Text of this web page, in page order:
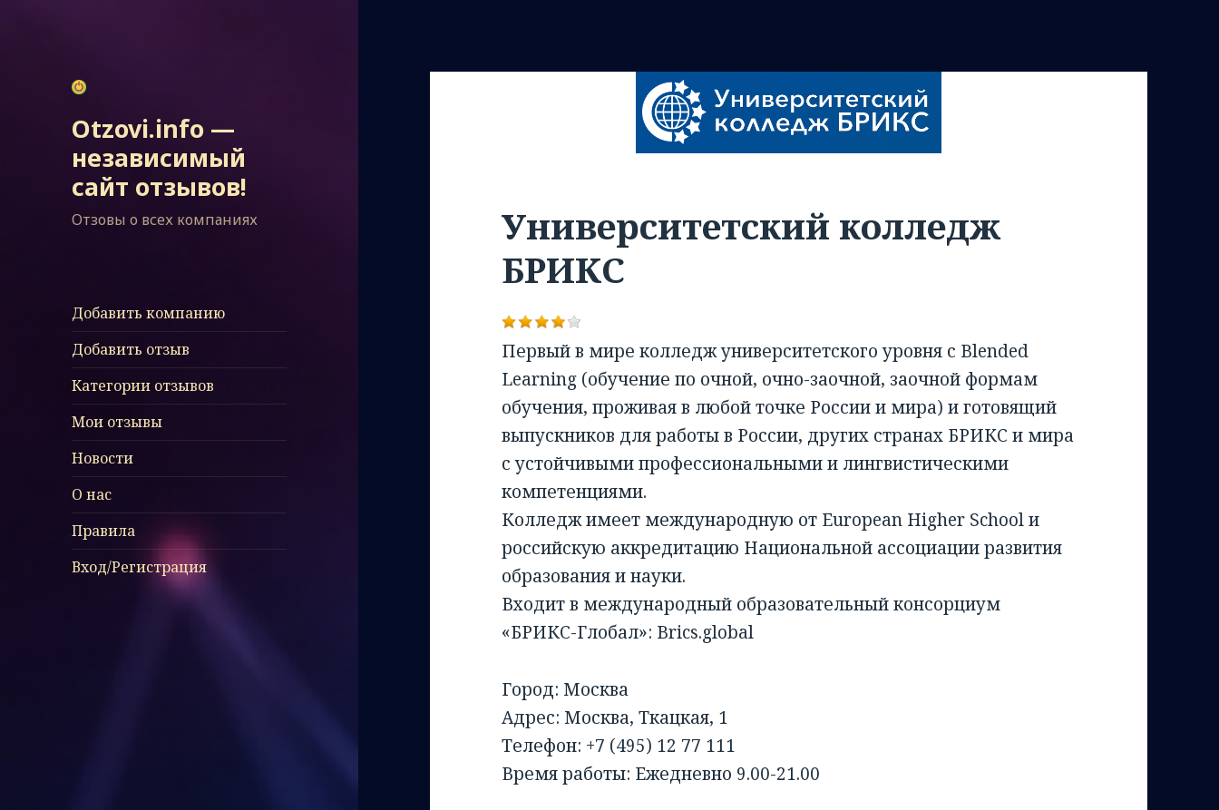
Otzovi.info —
независимый
сайт отзывов!
Отзовы о всех компаниях
Добавить компанию
Добавить отзыв
Категории отзывов
Мои отзывы
Новости
О нас
Правила
Вход/Регистрация
Университетский колледж
БРИКС
Первый в мире колледж университетского уровня с Blended
Learning (обучение по очной, очно-заочной, заочной формам
обучения, проживая в любой точке России и мира) и готовящий
выпускников для работы в России, других странах БРИКС и мира
с устойчивыми профессиональными и лингвистическими
компетенциями.
Колледж имеет международную от European Higher School и
российскую аккредитацию Национальной ассоциации развития
образования и науки.
Входит в международный образовательный консорциум
«БРИКС-Глобал»: Brics.global
Город: Москва
Адрес: Москва, Ткацкая, 1
Телефон: +7 (495) 12 77 111
Время работы: Ежедневно 9.00-21.00